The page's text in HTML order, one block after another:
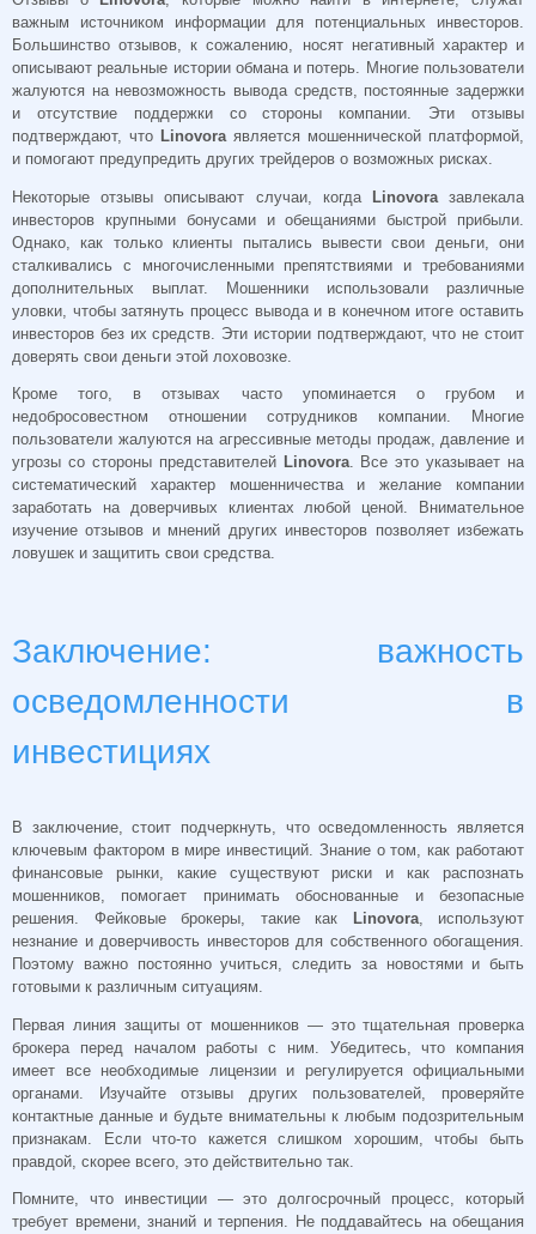
важным источником информации для потенциальных инвесторов.
Большинство отзывов, к сожалению, носят негативный характер и
описывают реальные истории обмана и потерь. Многие пользователи
жалуются на невозможность вывода средств, постоянные задержки
и отсутствие поддержки со стороны компании. Эти отзывы
подтверждают, что Linovora является мошеннической платформой,
и помогают предупредить других трейдеров о возможных рисках.
Некоторые отзывы описывают случаи, когдаLinovoraзавлекала
инвесторов крупными бонусами и обещаниями быстрой прибыли.
Однако, как только клиенты пытались вывести свои деньги, они
сталкивались с многочисленными препятствиями и требованиями
дополнительных выплат. Мошенники использовали различные
уловки, чтобы затянуть процесс вывода и в конечном итоге оставить
инвесторов без их средств. Эти истории подтверждают, что не стоит
доверять свои деньги этой лоховозке.
Кроме того, в отзывах часто упоминается о грубом и
недобросовестном отношении сотрудников компании. Многие
пользователи жалуются на агрессивные методы продаж, давление и
угрозы со стороны представителей Linovora. Все это указывает на
систематический характер мошенничества и желание компании
заработать на доверчивых клиентах любой ценой. Внимательное
изучение отзывов и мнений других инвесторов позволяет избежать
ловушек и защитить свои средства.
Заключение: важность
осведомленности в
инвестициях
В заключение, стоит подчеркнуть, что осведомленность является
ключевым фактором в мире инвестиций. Знание о том, как работают
финансовые рынки, какие существуют риски и как распознать
мошенников, помогает принимать обоснованные и безопасные
решения. Фейковые брокеры, такие как
Linovora, используют
незнание и доверчивость инвесторов для собственного обогащения.
Поэтому важно постоянно учиться, следить за новостями и быть
готовыми к различным ситуациям.
Первая линия защиты от мошенников — это тщательная проверка
брокера перед началом работы с ним. Убедитесь, что компания
имеет все необходимые лицензии и регулируется официальными
органами. Изучайте отзывы других пользователей, проверяйте
контактные данные и будьте внимательны к любым подозрительным
признакам. Если что-то кажется слишком хорошим, чтобы быть
правдой, скорее всего, это действительно так.
Помните, что инвестиции — это долгосрочный процесс, который
требует времени, знаний и терпения. Не поддавайтесь на обещания